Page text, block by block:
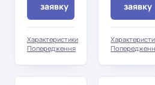
заявку
Характеристики
Попередження
заявку